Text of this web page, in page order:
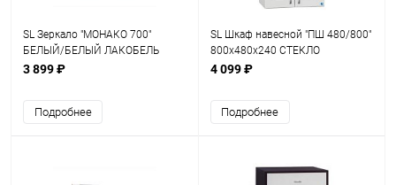
SL Зеркало "МОНАКО 700"
БЕЛЫЙ/БЕЛЫЙ ЛАКОБЕЛЬ
3 899 ₽
Подробнее
SL Шкаф навесной "ПШ 480/800"
800х480х240 СТЕКЛО
4 099 ₽
Подробнее